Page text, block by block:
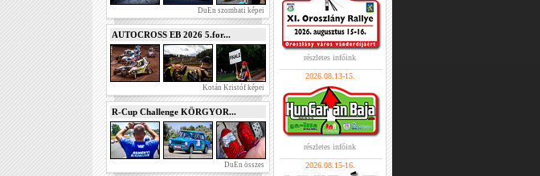
DuEn szombati képei
AUTOCROSS EB 2026 5.for...
Kotán Kristóf képei
R-Cup Challenge KÖRGYOR...
DuEn összes
részletes infóink
2026.08.13-15.
részletes infóink
2026.08.15-16.